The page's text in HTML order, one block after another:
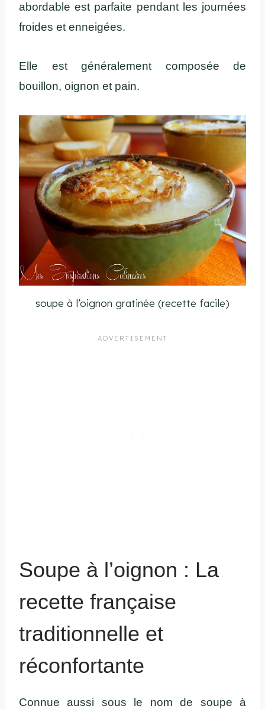
abordable est parfaite pendant les journées
froides et enneigées.
Elle est généralement composée de
bouillon, oignon et pain.
soupe à l’oignon gratinée (recette facile)
Soupe à l’oignon : La
recette française
traditionnelle et
réconfortante
Connue aussi sous le nom de soupe à